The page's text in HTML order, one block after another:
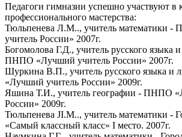
Педагоги гимназии успешно участвуют в
профессионального мастерства:
Тюльпенева Л.М.., учитель математики
учитель России» 2007г.
Богомолова Г.Д., учитель русского языка
ПНПО «Лучший учитель России» 2007г.
Шуркина В.П., учитель русского языка и
«Лучший учитель России» 2009г.
Яшина Т.И., учитель географии - ПНПО
России» 2009г.
Тюльпенева JI.M.., учитель математики -
«Самый классный класс» I место. 2007г.